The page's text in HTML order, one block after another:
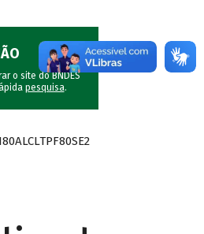
o site do BNDES
pesquisa.